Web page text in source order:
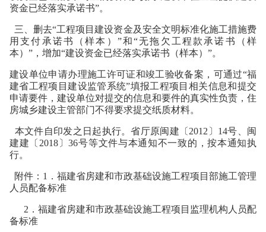
资金已经落实承诺书”。
三、删去“工程项目建设资金及安全文明标准化施工措施费
用支付承诺书（样本）”和“无拖欠工程款承诺书（样
本）”，增加“建设资金已经落实承诺书（样本）”。
建设单位申请办理施工许可证和竣工验收备案，可通过“福
建省工程项目建设监管系统”填报工程项目相关信息和提交
申请要件，建设单位对提交的信息和要件的真实性负责，住
房城乡建设主管部门不得要求提交纸质材料。
本文件自印发之日起执行。省厅原闽建〔2012〕14号、闽
建建〔2018〕36号等文件与本通知不一致的，按本通知执
行。
附件：1．福建省房建和市政基础设施工程项目部施工管理
人员配备标准
2．福建省房建和市政基础设施工程项目监理机构人员配
备标准